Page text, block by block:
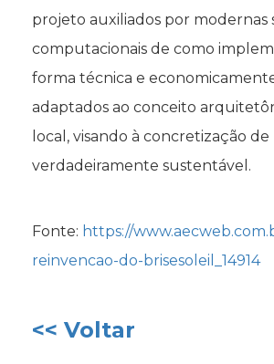
projeto auxiliados por modernas
computacionais de como
forma técnica e
adaptados ao conceito
local, visando à concretização
verdadeiramente sustentável.
Fonte: https://
reinvencao-do-brisesoleil_14914
<< Voltar